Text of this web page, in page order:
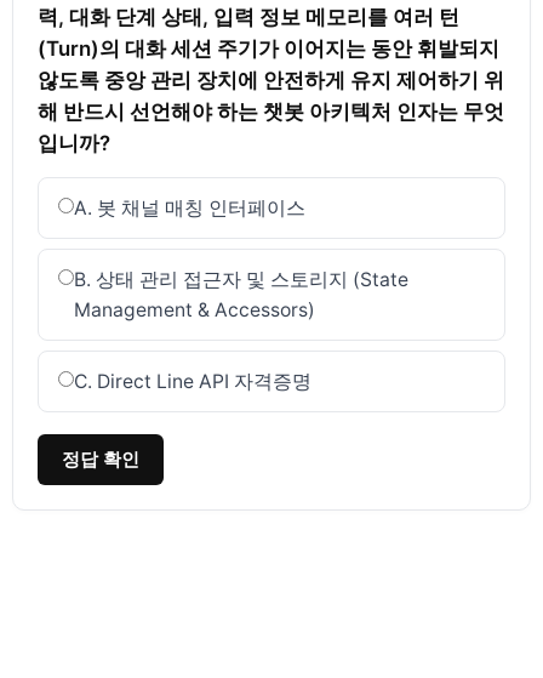
력, 대화 단계 상태, 입력 정보 메모리를 여러 턴
(Turn)의 대화 세션 주기가 이어지는 동안 휘발되지
않도록 중앙 관리 장치에 안전하게 유지 제어하기 위
해 반드시 선언해야 하는 챗봇 아키텍처 인자는 무엇
입니까?
A. 봇 채널 매칭 인터페이스
B. 상태 관리 접근자 및 스토리지 (State
Management & Accessors)
C. Direct Line API 자격증명
정답 확인